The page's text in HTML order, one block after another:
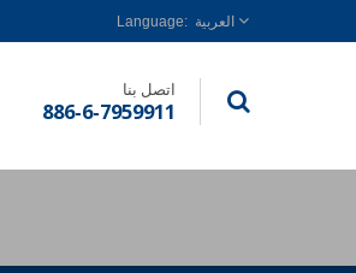
العربية
اتصل بنا
886-6-7959911